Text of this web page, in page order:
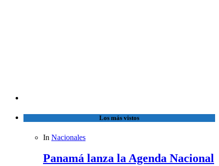
Los más vistos
In Nacionales
Panamá lanza la Agenda Nacional